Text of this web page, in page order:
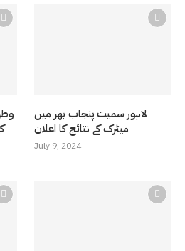
لاہور سمیت پنجاب بھر میں
میٹرک کے نتائج کا اعلان
July 9, 2024